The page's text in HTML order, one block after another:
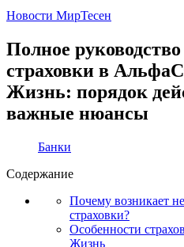
Новости МирТесен
Полное
страховки в
Жизнь: порядок
важные нюансы
Банки
Содержание
Почему возникает
страховки?
Особенности
Жизнь